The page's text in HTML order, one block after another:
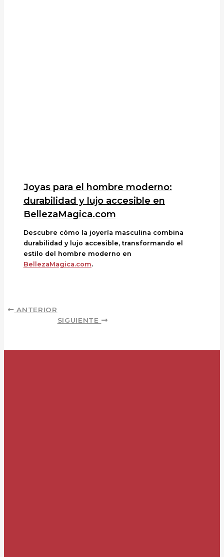
Joyas para el hombre moderno:
durabilidad y lujo accesible en
BellezaMagica.com
Descubre cómo la joyería masculina combina
durabilidad y lujo accesible, transformando el
estilo del hombre moderno en
BellezaMagica.com.
ANTERIOR
SIGUIENTE